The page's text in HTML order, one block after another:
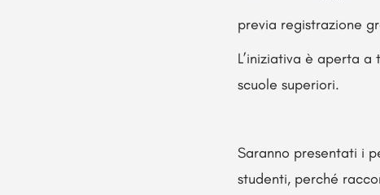
previa registrazione
L’iniziativa è aperta
scuole superiori.
Saranno presentati i
studenti, perché